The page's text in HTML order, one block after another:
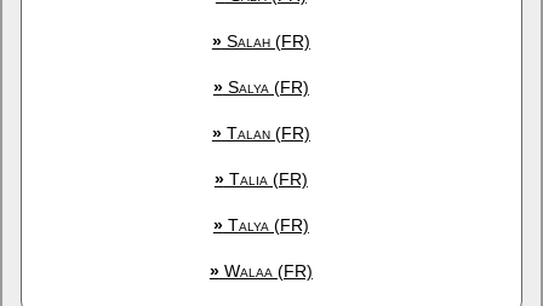
»Salah (FR)
»Salya (FR)
»Talan (FR)
»Talia (FR)
»Talya (FR)
»Walaa (FR)